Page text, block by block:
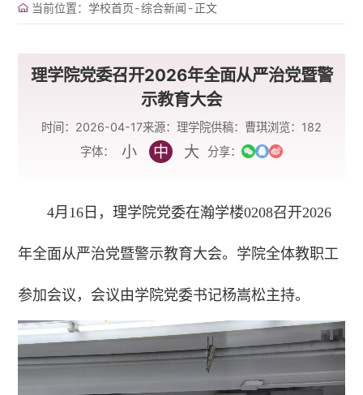
当前位置： 学校首页-综合新闻 -正文
理学院党委召开2026年全面从严治党暨警
示教育大会
时间：2026-04-17来源：理学院供稿：曹琪浏览： 182
字体：
小 中 大 分享：
4月16日，理学院党委在瀚学楼0208召开2026
年全面从严治党暨警示教育大会。学院全体教职工
参加会议，会议由学院党委书记杨嵩松主持。